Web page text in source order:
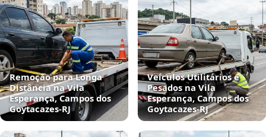
Remoção para Longa
Distância na Vila
Esperança, Campos dos
Goytacazes‑RJ
Veículos Utilitários e
Pesados na Vila
Esperança, Campos dos
Goytacazes‑RJ